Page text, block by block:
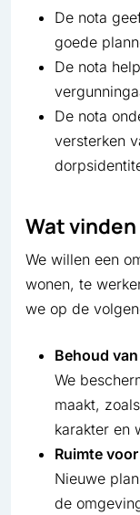
De nota
goede
De nota
De nota
versterken
Wat
We willen een
wonen, te
we op de
Behoud
We
maakt,
karakter en
Ruimte
Nieuwe
de